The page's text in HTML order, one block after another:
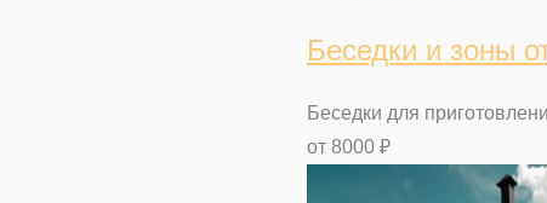
Беседки и зоны
Беседки для
от 8000 ₽